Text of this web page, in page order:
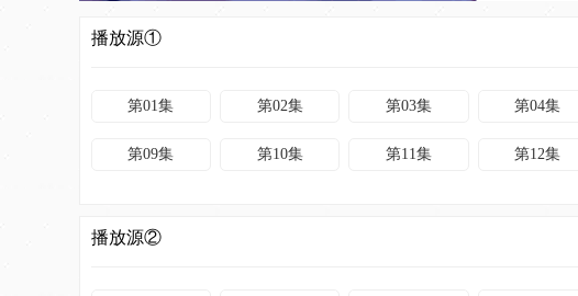
播放源①
第01集 第02集 第03集 第04集
第09集 第10集 第11集 第12集
播放源②